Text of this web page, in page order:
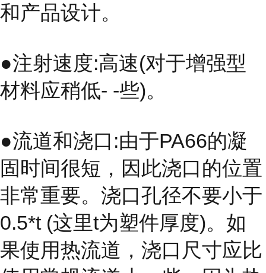
和产品设计。
●注射速度:高速(对于增强型
材料应稍低- -些)。
●流道和浇口:由于PA66的凝
固时间很短，因此浇口的位置
非常重要。浇口孔径不要小于
0.5*t (这里t为塑件厚度)。如
果使用热流道，浇口尺寸应比